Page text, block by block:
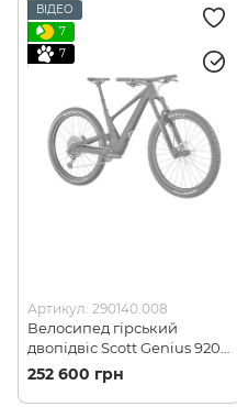
ВІДЕО
7
7
Артикул: 290140.008
Велосипед гірський
двопідвіс Scott Genius 920,
TW, 2023, M, Brown
(290140.008)
252 600 грн